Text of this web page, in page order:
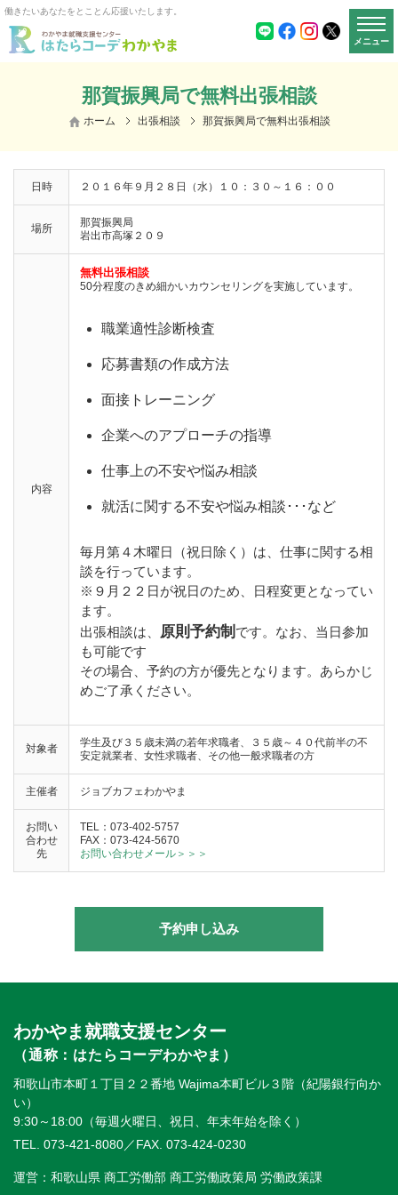
働きたいあなたをとことん応援いたします。
メニュー
那賀振興局で無料出張相談
ホーム 出張相談 那賀振興局で無料出張相談
日時 ２０１６年９月２８日（水）１０：３０～１６：００
場所
那賀振興局
岩出市高塚２０９
内容
無料出張相談
50分程度のきめ細かいカウンセリングを実施しています。
職業適性診断検査
応募書類の作成方法
面接トレーニング
企業へのアプローチの指導
仕事上の不安や悩み相談
就活に関する不安や悩み相談･･･など
毎月第４木曜日（祝日除く）は、仕事に関する相
談を行っています。
※９月２２日が祝日のため、日程変更となってい
ます。
出張相談は、
原則予約制 です。なお、当日参加
も可能です
その場合、予約の方が優先となります。あらかじ
めご了承ください。
対象者
学生及び３５歳未満の若年求職者、３５歳～４０代前半の不
安定就業者、女性求職者、その他一般求職者の方
主催者 ジョブカフェわかやま
お問い
合わせ
先
TEL：073-402-5757
FAX：073-424-5670
お問い合わせメール＞＞＞
予約申し込み
わかやま就職支援センター
（通称：はたらコーデわかやま）
和歌山市本町１丁目２２番地 Wajima本町ビル３階（紀陽銀行向か
い）
9:30～18:00（毎週火曜日、祝日、年末年始を除く）
TEL. 073-421-8080／FAX. 073-424-0230
運営：和歌山県 商工労働部 商工労働政策局 労働政策課